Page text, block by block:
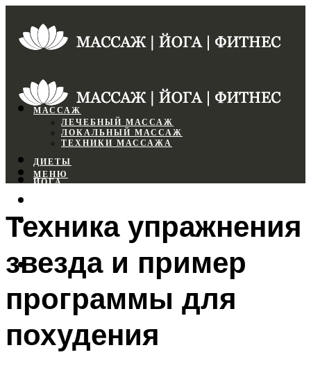
МАССАЖ
ЛЕЧЕБНЫЙ МАССАЖ
ЛОКАЛЬНЫЙ МАССАЖ
ТЕХНИКИ МАССАЖА
ДИЕТЫ
ЙОГА
ФИТНЕС
МЕНЮ
МЕНЮ
Техника упражнения
звезда и пример
программы для
похудения